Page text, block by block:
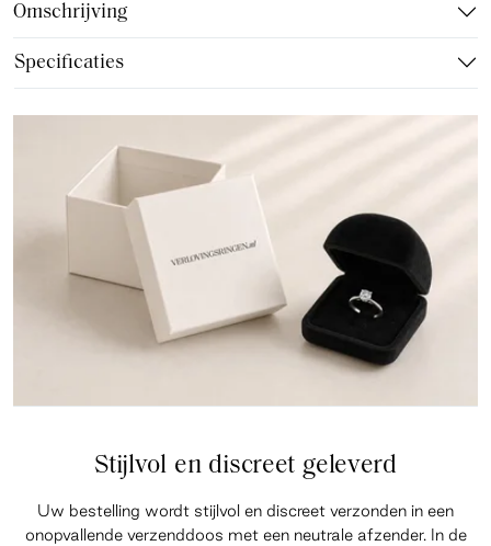
Omschrijving
Specificaties
Stijlvol en discreet geleverd
Uw bestelling wordt stijlvol en discreet verzonden in een
onopvallende verzenddoos met een neutrale afzender. In de